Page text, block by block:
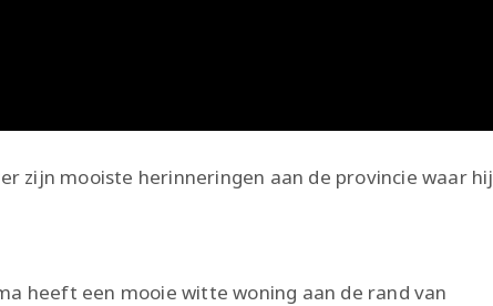
zijn mooiste herinneringen aan de provincie waar hij
heeft een mooie witte woning aan de rand van